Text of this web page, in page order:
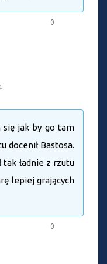
0
się jak by go tam
docenił Bastosa.
tak ładnie z rzutu
lepiej grających
0